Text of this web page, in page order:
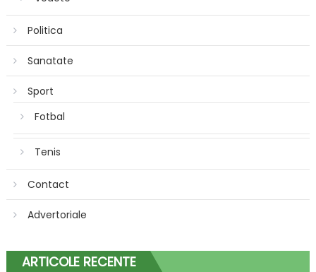
Politica
Sanatate
Sport
Fotbal
Tenis
Contact
Advertoriale
ARTICOLE RECENTE